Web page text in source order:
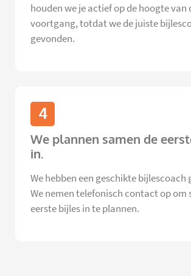
houden we je actief op de hoogte van
voortgang, totdat we de juiste
gevonden.
4
We plannen samen de
in.
We hebben een geschikte bijlescoach
We nemen telefonisch contact op om
eerste bijles in te plannen.